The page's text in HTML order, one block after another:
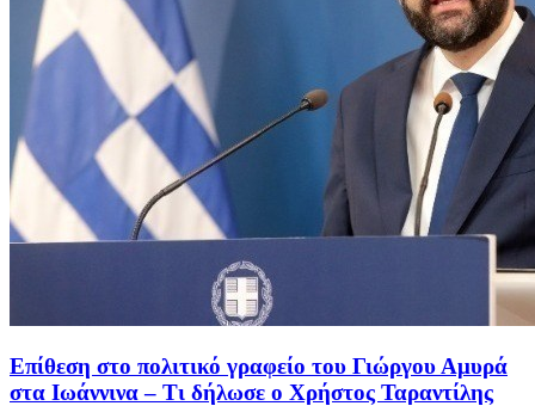
Επίθεση στο πολιτικό γραφείο του Γιώργου Αμυρά
στα Ιωάννινα – Τι δήλωσε ο Χρήστος Ταραντίλης